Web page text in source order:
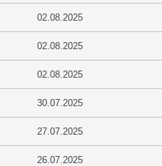
02.08.2025
02.08.2025
02.08.2025
30.07.2025
27.07.2025
26.07.2025